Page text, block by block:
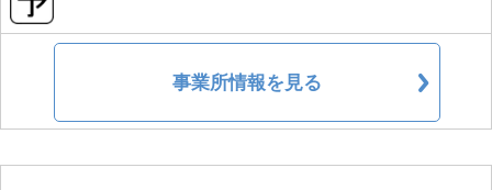
事業所情報を見る